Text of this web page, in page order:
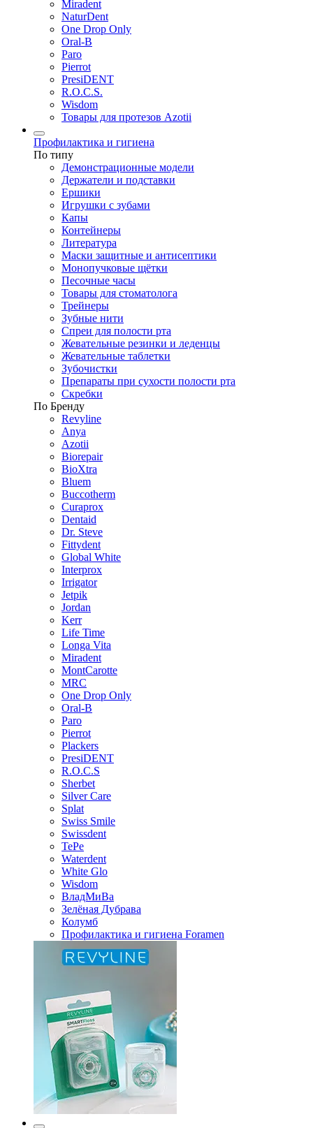
Miradent
NaturDent
One Drop Only
Oral-B
Paro
Pierrot
PresiDENT
R.O.C.S.
Wisdom
Товары для протезов Azotii
Профилактика и гигиена
По типу
Демонстрационные модели
Держатели и подставки
Ершики
Игрушки с зубами
Капы
Контейнеры
Литература
Маски защитные и антисептики
Монопучковые щётки
Песочные часы
Товары для стоматолога
Трейнеры
Зубные нити
Спреи для полости рта
Жевательные резинки и леденцы
Жевательные таблетки
Зубочистки
Препараты при сухости полости рта
Скребки
По Бренду
Revyline
Anya
Azotii
Biorepair
BioXtra
Bluem
Buccotherm
Curaprox
Dentaid
Dr. Steve
Fittydent
Global White
Interprox
Irrigator
Jetpik
Jordan
Kerr
Life Time
Longa Vita
Miradent
MontCarotte
MRC
One Drop Only
Oral-B
Paro
Pierrot
Plackers
PresiDENT
R.O.C.S
Sherbet
Silver Care
Splat
Swiss Smile
Swissdent
TePe
Waterdent
White Glo
Wisdom
ВладМиВа
Зелёная Дубрава
Колумб
Профилактика и гигиена Foramen